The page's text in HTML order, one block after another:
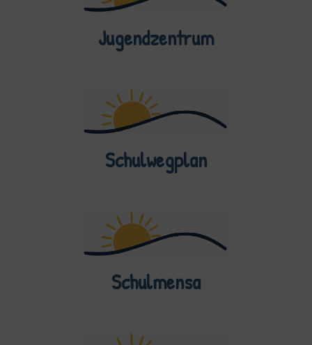
Jugendzentrum
Schulwegplan
Schulmensa